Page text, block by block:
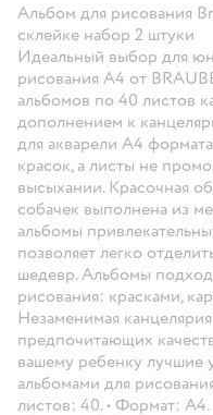
Альбом для рисования
склейке набор 2 штуки
Идеальный выбор для
рисования А4 от
альбомов по 40 листов
дополнением к
для акварели А4
красок, а листы не
высыхании. Красочная
собачек выполнена из
альбомы
позволяет легко
шедевр. Альбомы
рисования: красками,
Незаменимая
предпочитающих
вашему ребенку лучшие
альбомами для
листов: 40. • Формат: